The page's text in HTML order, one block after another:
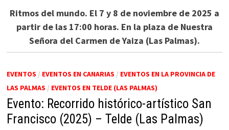
Ritmos del mundo. El 7 y 8 de noviembre de 2025 a
partir de las 17:00 horas. En la plaza de Nuestra
Señora del Carmen de Yaiza (Las Palmas).
EVENTOS / EVENTOS EN CANARIAS / EVENTOS EN LA PROVINCIA DE
LAS PALMAS / EVENTOS EN TELDE (LAS PALMAS)
Evento: Recorrido histórico-artístico San
Francisco (2025) – Telde (Las Palmas)